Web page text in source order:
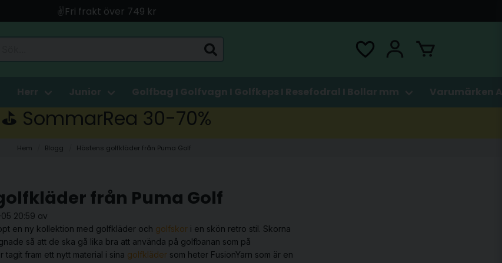
✌️Fri frakt över 749 kr
🛍️ Betala med Swish, Apple Pay, Kort & Faktura
Herr Junior Golfbag I Golfvagn I Golfkeps I Resefodral I Bollar mm Varumärken
⛳️ SommarRea 30-70%
Hem Blogg Höstens golfkläder från Puma Golf
från Puma Golf
20:59 av
en ny kollektion med golfkläder och golfskor i en skön retro stil. Skorna
så att de ska gå lika bra att använda på golfbanan som på
tagit fram ett nytt material i sina golfkläder som heter FusionYarn som är en